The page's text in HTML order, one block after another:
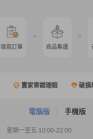
填寫訂單
>
商品集運
>
賣家寄錯理賠 破損
電腦版 手機版
星期一至五 10:00-22:00